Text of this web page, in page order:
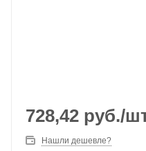
728,42 руб./
Нашли дешевле?